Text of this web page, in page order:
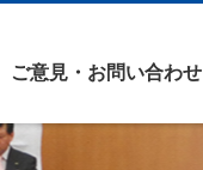
ご意見・お問い合わせ